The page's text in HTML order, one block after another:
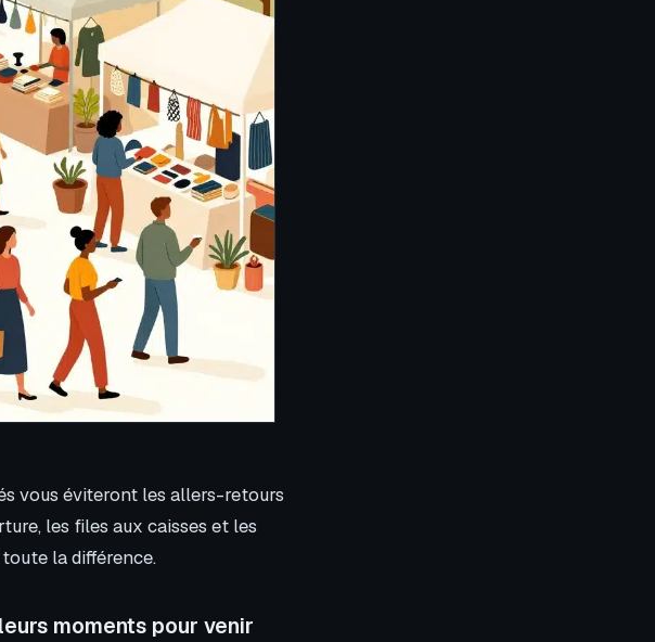
vous éviteront les allers-retours
les files aux caisses et les
la différence.
moments pour venir